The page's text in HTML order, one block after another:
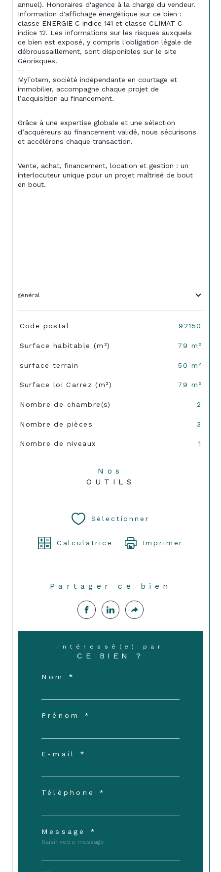
annuel). Honoraires d'agence à la charge du vendeur.
Information d'affichage énergétique sur ce bien :
classe ENERGIE C indice 141 et classe CLIMAT C
indice 12. Les informations sur les risques auxquels
ce bien est exposé, y compris l'obligation légale de
débroussaillement, sont disponibles sur le site
Géorisques.
--
MyTotem, société indépendante en courtage et
immobilier, accompagne chaque projet de
l’acquisition au financement.
Grâce à une expertise globale et une sélection
d’acquéreurs au financement validé, nous sécurisons
et accélérons chaque transaction.
Vente, achat, financement, location et gestion : un
interlocuteur unique pour un projet maîtrisé de bout
en bout.
général
TRAD_SIROCCO_Caracteristique
Code postal 92150
Surface habitable (m²) 79 m²
surface terrain 50 m²
Surface loi Carrez (m²) 79 m²
Nombre de chambre(s) 2
Nombre de pièces 3
Nombre de niveaux 1
Nos
OUTILS
Sélectionner
Calculatrice Imprimer
Partager ce bien
Intéressé(e) par
CE BIEN ?
Nom *
Prénom *
E-mail *
Téléphone *
Message *